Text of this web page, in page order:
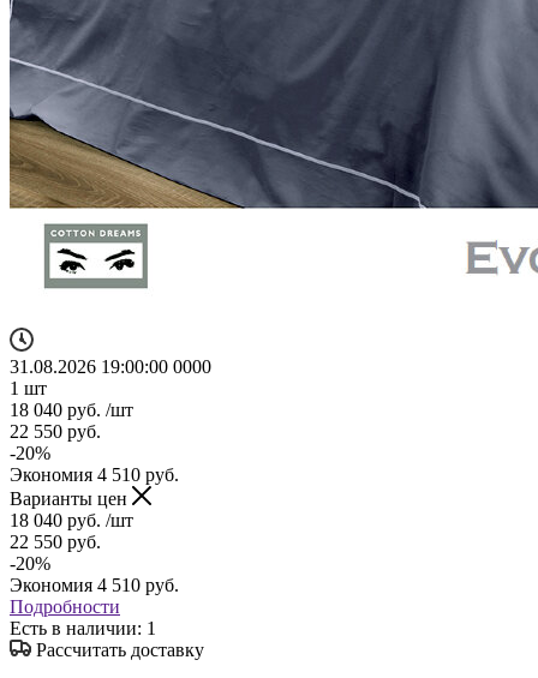
31.08.2026 19:00:00 0000
1 шт
18 040 руб. /шт
22 550 руб.
-20%
Экономия 4 510 руб.
Варианты цен
18 040 руб. /шт
22 550 руб.
-20%
Экономия 4 510 руб.
Подробности
Есть в наличии: 1
Рассчитать доставку